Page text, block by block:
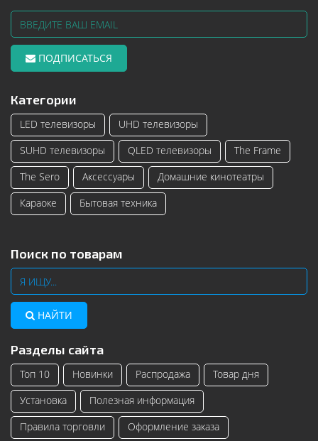
ПОДПИСАТЬСЯ
Категории
LED телевизоры
UHD телевизоры
SUHD телевизоры
QLED телевизоры
The Frame
The Sero
Аксессуары
Домашние кинотеатры
Караоке
Бытовая техника
Поиск по товарам
НАЙТИ
Разделы сайта
Топ 10 Новинки Распродажа
Товар дня
Установка
Полезная информация
Правила торговли
Оформление заказа